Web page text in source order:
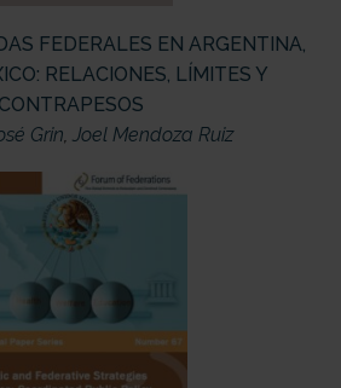
FEDERALES EN ARGENTINA,
RELACIONES, LÍMITES Y
CONTRAPESOS
Grin, Joel Mendoza Ruiz